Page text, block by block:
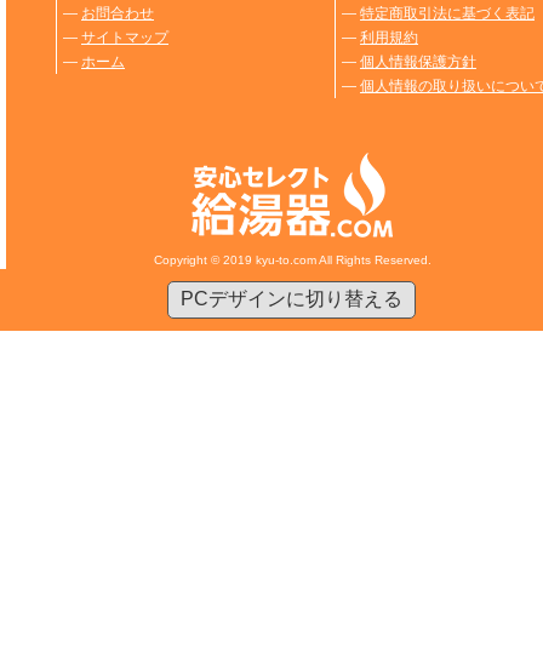
― お問合わせ
― サイトマップ
― ホーム
― 特定商取引法に基づく表記
― 利用規約
― 個人情報保護方針
― 個人情報の取り扱いについ
Copyright © 2019 kyu-to.com All Rights Reserved.